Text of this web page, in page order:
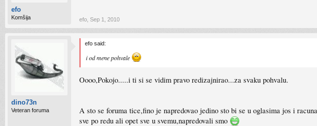
efo
Komšija efo Sep 1, 2010
dino73n
Veteran foruma
efo said:
i od mene pohvale
Oooo,Pokojo.....i ti si se vidim pravo redizajnirao...za svaku pohvalu.
A sto se foruma tice,fino je napredovao jedino sto bi se u oglasima jos i
sve po redu ali opet sve u svemu,napredovali smo